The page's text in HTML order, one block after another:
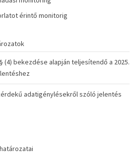
érintő monitorig
(4) bekezdése alapján teljesítendő a 2025.
adatigénylésekről szóló jelentés